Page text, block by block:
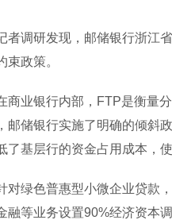
调研发现，邮储银行浙江省
束政策。
业银行内部，FTP是衡量分
邮储银行实施了明确的倾斜
了基层行的资金占用成本，
绿色普惠型小微企业贷款，
融等业务设置90%经济资本